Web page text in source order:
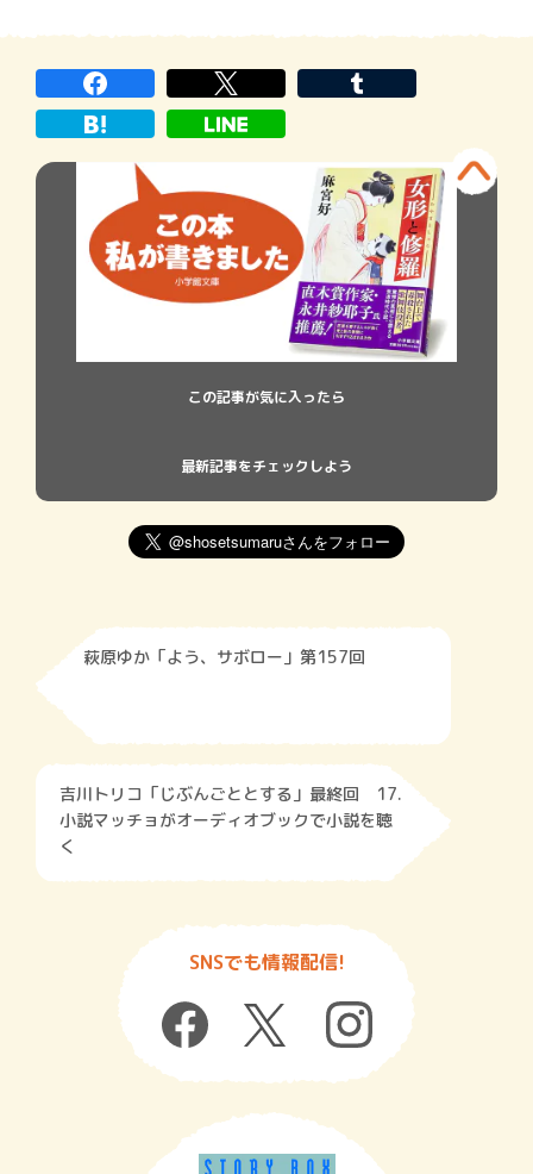
る警察小説専門の新人賞は、「警察小説大
賞」ではなかったのか。慌てて調べてみた
ら、二〇一七
この記事が気に入ったら
最新記事をチェックしよう
萩原ゆか「よう、サボロー」第157回
吉川トリコ「じぶんごととする」最終回 17.
小説マッチョがオーディオブックで小説を聴
く
SNSでも情報配信!